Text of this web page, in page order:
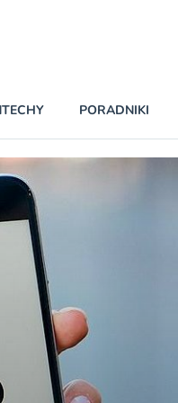
BEZPIECZEŃSTWO
INNI NAPISALI
KONTA
PRAWO
RAPORTY SPECJALNE
PORADNIKI